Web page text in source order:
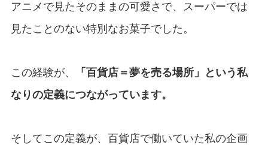
アニメで見たそのままの可愛さで、スーパーでは
見たことのない特別なお菓子でした。
この経験が、
「百貨店＝夢を売る場所」という私
なりの定義につながっています。
そしてこの定義が、百貨店で働いていた私の企画